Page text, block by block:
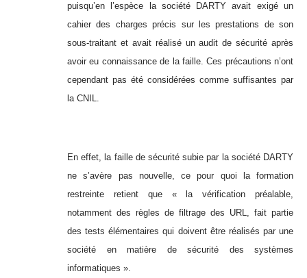
puisqu’en l’espèce la société DARTY avait exigé un
cahier des charges précis sur les prestations de son
sous-traitant et avait réalisé un audit de sécurité après
avoir eu connaissance de la faille. Ces précautions n’ont
cependant pas été considérées comme suffisantes par
la CNIL.
En effet, la faille de sécurité subie par la société DARTY
ne s’avère pas nouvelle, ce pour quoi la formation
restreinte retient que « la vérification préalable,
notamment des règles de filtrage des URL, fait partie
des tests élémentaires qui doivent être réalisés par une
société en matière de sécurité des systèmes
informatiques ».